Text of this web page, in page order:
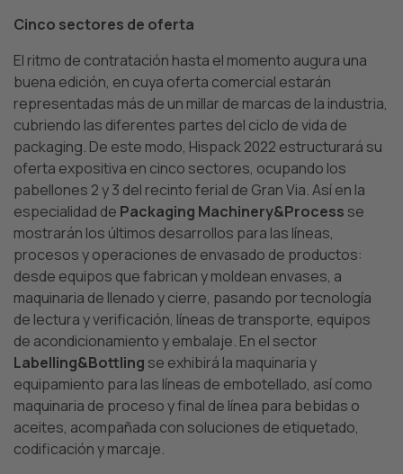
Cinco sectores de oferta
El ritmo de contratación hasta el momento augura una
buena edición, en cuya oferta comercial estarán
representadas más de un millar de marcas de la industria,
cubriendo las diferentes partes del ciclo de vida de
packaging. De este modo, Hispack 2022 estructurará su
oferta expositiva en cinco sectores, ocupando los
pabellones 2 y 3 del recinto ferial de Gran Via. Así en la
especialidad de Packaging Machinery&Process se
mostrarán los últimos desarrollos para las líneas,
procesos y operaciones de envasado de productos:
desde equipos que fabrican y moldean envases, a
maquinaria de llenado y cierre, pasando por tecnología
de lectura y verificación, líneas de transporte, equipos
de acondicionamiento y embalaje. En el sector
Labelling&Bottling se exhibirá la maquinaria y
equipamiento para las líneas de embotellado, así como
maquinaria de proceso y final de línea para bebidas o
aceites, acompañada con soluciones de etiquetado,
codificación y marcaje.